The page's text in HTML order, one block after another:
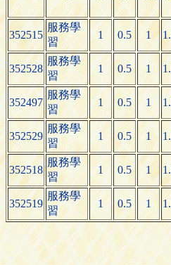
352515
服務學
習
1 0.5 1
352528
服務學
習
1 0.5 1
352497
服務學
習
1 0.5 1
352529
服務學
習
1 0.5 1
352518
服務學
習
1 0.5 1
352519
服務學
習
1 0.5 1